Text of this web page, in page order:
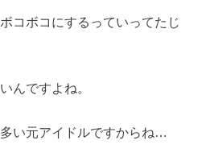
コボコにするっていってたじ
んですよね。
い元アイドルですからね…